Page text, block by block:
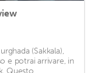
(Sakkala),
e potrai arrivare, in
Questo